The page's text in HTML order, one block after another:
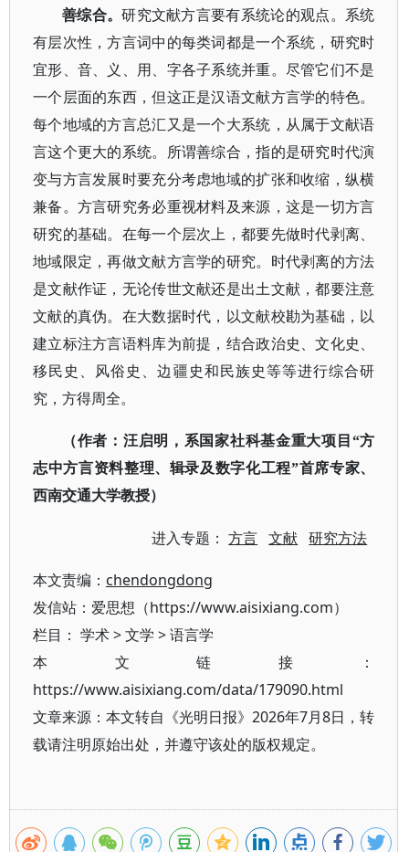
善综合。研究文献方言要有系统论的观点。系统
有层次性，方言词中的每类词都是一个系统，研究时
宜形、音、义、用、字各子系统并重。尽管它们不是
一个层面的东西，但这正是汉语文献方言学的特色。
每个地域的方言总汇又是一个大系统，从属于文献语
言这个更大的系统。所谓善综合，指的是研究时代演
变与方言发展时要充分考虑地域的扩张和收缩，纵横
兼备。方言研究务必重视材料及来源，这是一切方言
研究的基础。在每一个层次上，都要先做时代剥离、
地域限定，再做文献方言学的研究。时代剥离的方法
是文献作证，无论传世文献还是出土文献，都要注意
文献的真伪。在大数据时代，以文献校勘为基础，以
建立标注方言语料库为前提，结合政治史、文化史、
移民史、风俗史、边疆史和民族史等等进行综合研
究，方得周全。
（作者：汪启明，系国家社科基金重大项目 “方
志中方言资料整理、辑录及数字化工程”首席专家、
西南交通大学教授）
进入专题：方言 文献 研究方法
本文责编： chendongdong
发信站：爱思想（https://www.aisixiang.com）
栏目： 学术>文学 >语言学
本文链接：
https://www.aisixiang.com/data/179090.html
文章来源：本文转自《光明日报》2026年7月8日，转
载请注明原始出处，并遵守该处的版权规定。